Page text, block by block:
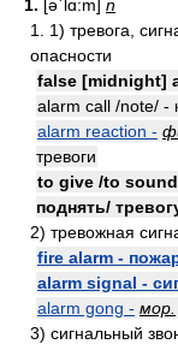
1. [əʹlɑ:m] n
1. 1) тревога,
опасности
false [midnight]
alarm call /note/ -
alarm reaction -
тревоги
to give /to
поднять/
2) тревожная
fire alarm -
alarm signal -
alarm gong - мор.
3) сигнальный